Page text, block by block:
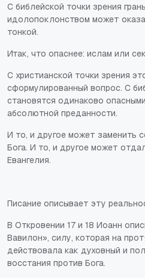
С библейской точки зрения
идолопоклонством может
тонкой.
Итак, что опаснее: ислам или
С христианской точки зрения
сформулированный вопрос. С
становятся одинаково
абсолютной преданности.
И то, и другое может заменить
Бога. И то, и другое может
Евангелия.
Писание описывает эту
В Откровении 17 и 18 Иоанн
Вавилон», силу, которая на
действовала как духовный и
восстания против Бога.